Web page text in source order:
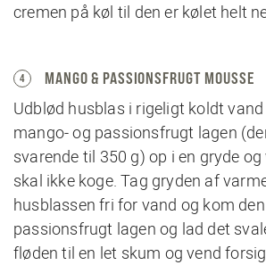
cremen på køl til den er kølet helt
4 MANGO & PASSIONSFRUGT MOUSSE
Udblød husblas i rigeligt koldt
mango- og passionsfrugt lagen
svarende til 350 g) op i en gryde
skal ikke koge. Tag gryden af
husblassen fri for vand og kom
passionsfrugt lagen og lad det
fløden til en let skum og vend